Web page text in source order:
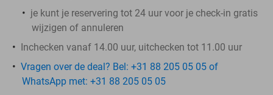
je kunt je reservering tot 24 uur voor je check-in gratis
wijzigen of annuleren
Inchecken vanaf 14.00 uur, uitchecken tot 11.00 uur
Vragen over de deal? Bel: +31 88 205 05 05 of
WhatsApp met: +31 88 205 05 05